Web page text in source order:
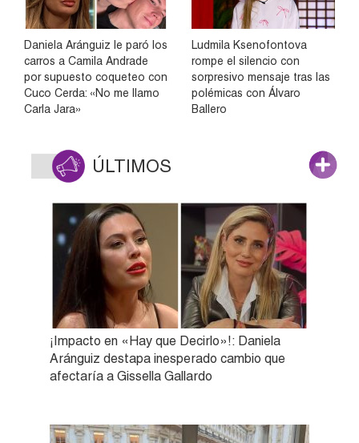
Daniela Aránguiz le paró los
carros a Camila Andrade
por supuesto coqueteo con
Cuco Cerda: «No me llamo
Carla Jara»
Ludmila Ksenofontova
rompe el silencio con
sorpresivo mensaje tras las
polémicas con Álvaro
Ballero
ÚLTIMOS
¡Impacto en «Hay que Decirlo»!: Daniela
Aránguiz destapa inesperado cambio que
afectaría a Gissella Gallardo